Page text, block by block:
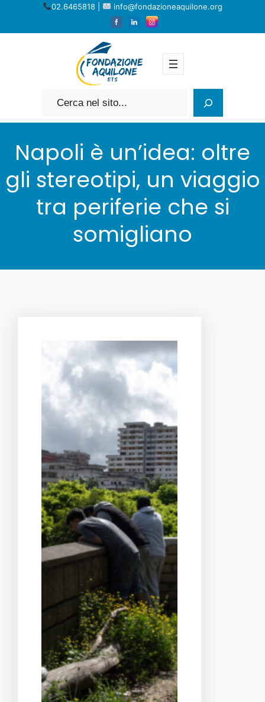
02.6465818 | info@fondazioneaquilone.org
Cerca
Napoli è un’idea: oltre
gli stereotipi, un viaggio
tra periferie che si
somigliano